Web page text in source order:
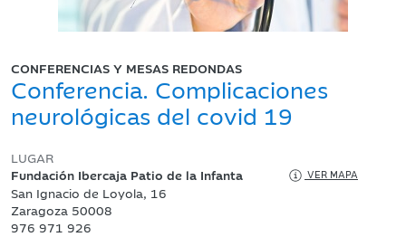
CONFERENCIAS Y MESAS REDONDAS
Conferencia. Complicaciones
neurológicas del covid 19
LUGAR
Fundación Ibercaja Patio de la Infanta
VER MAPA
San Ignacio de Loyola, 16
Zaragoza 50008
976 971 926